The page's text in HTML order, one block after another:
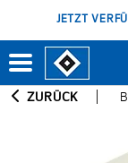
JETZT
ZURÜCK